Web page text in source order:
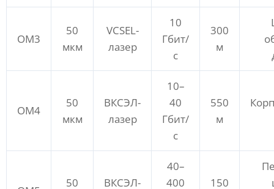
ОМ3
50
мкм
VCSEL-
лазер
10
Гбит/
с
300
м
ОМ4
50
мкм
ВКСЭЛ-
лазер
10–
40
Гбит/
с
550
м
50
ВКСЭЛ-
40–
400
150